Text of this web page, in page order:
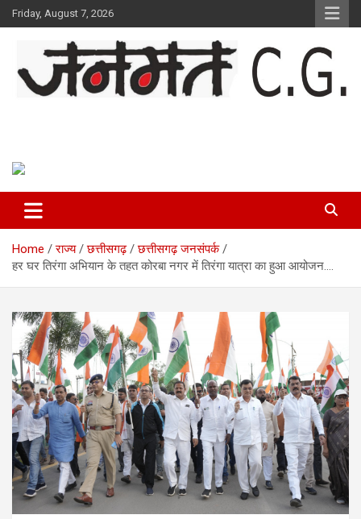
Skip
to
Friday, August 7, 2026
Home राज्य छत्तीसगढ़
छत्तीसगढ़ जनसंपर्क
हर घर तिरंगा अभियान के तहत कोरबा नगर में तिरंगा यात्रा का हुआ आयोजन….